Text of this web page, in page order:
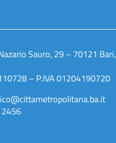
Sauro, 29 – 70121 Bari,
– P.IVA 01204190720